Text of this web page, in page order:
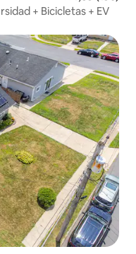
+ Bicicletas + EV
destacados